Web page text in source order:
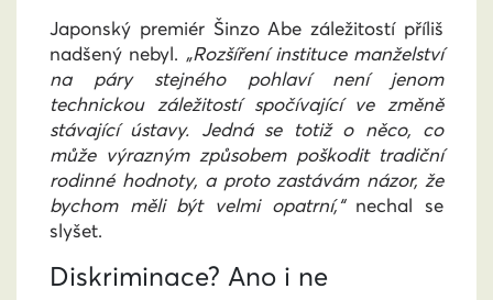
Japonský premiér Šinzo Abe záležitostí příliš
nadšený nebyl. „Rozšíření instituce manželství
na páry stejného pohlaví není jenom
technickou záležitostí spočívající ve změně
stávající ústavy. Jedná se totiž o něco, co
může výrazným způsobem poškodit tradiční
rodinné hodnoty, a proto zastávám názor, že
bychom měli být velmi opatrní,“nechal se
slyšet.
Diskriminace? Ano i ne